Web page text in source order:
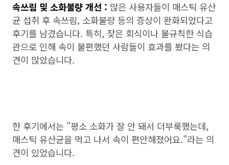
속쓰림 및 소화불량 개선 : 많은 사용자들이 매스틱 유산
균 섭취 후 속쓰림, 소화불량 등의 증상이 완화되었다고
후기를 남겼습니다. 특히, 잦은 회식이나 불규칙한 식습
관으로 인해 속이 불편했던 사람들이 효과를 봤다는 의
견이 많았습니다.
한 후기에서는 "평소 소화가 잘 안 돼서 더부룩했는데,
매스틱 유산균을 먹고 나서 속이 편안해졌어요."라는 의
견이 있었습니다.